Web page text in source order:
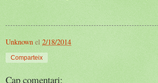
Unknown el 2/18/2014
Comparteix
Cap comentari: